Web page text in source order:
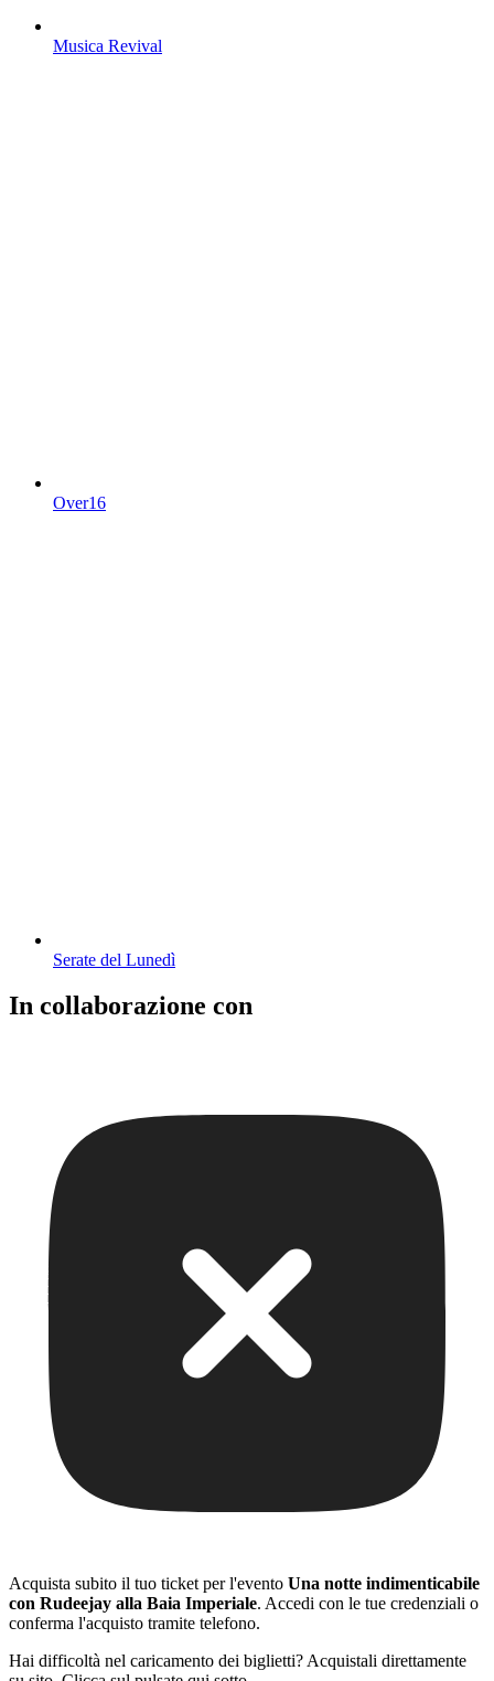
Musica Revival
Over16
Serate del Lunedì
In collaborazione con
Acquista subito il tuo ticket per l'evento Una notte indimenticabile
con Rudeejay alla Baia Imperiale. Accedi con le tue credenziali o
conferma l'acquisto tramite telefono.
Hai difficoltà nel caricamento dei biglietti? Acquistali direttamente